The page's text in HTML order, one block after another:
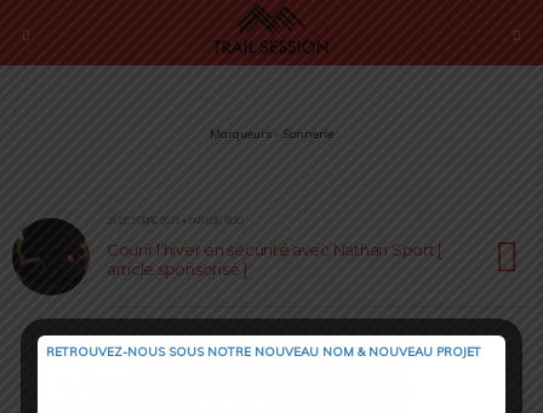
Marqueurs › Sonnerie
25 OCTOBRE 2021 • PAR LOÏC ROIG
Courir l’hiver en sécurité avec Nathan Sport [
article sponsorisé ]
RETROUVEZ-NOUS SOUS NOTRE NOUVEAU NOM & NOUVEAU PROJET